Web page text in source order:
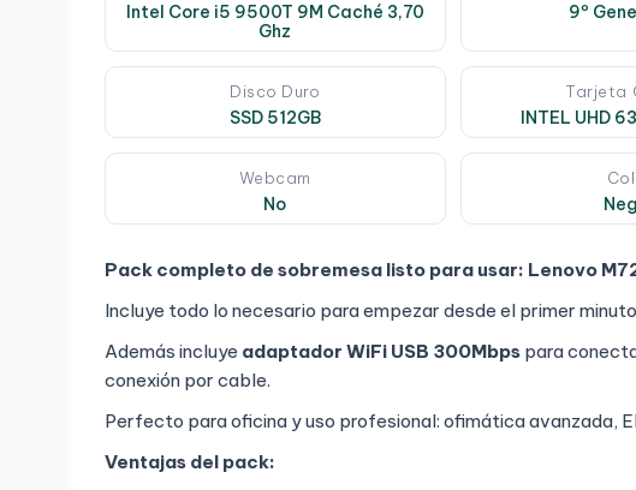
Intel Core i5 9500T 9M Caché 3,70
Ghz
9º
Disco Duro
SSD 512GB
Tarjeta
INTEL UHD
Webcam
No
Pack completo de sobremesa listo para usar: Lenovo
Incluye todo lo necesario para empezar desde el primer
Además incluye adaptador WiFi USB 300Mbps para
conexión por cable.
Perfecto para oficina y uso profesional: ofimática avanzada,
Ventajas del pack: